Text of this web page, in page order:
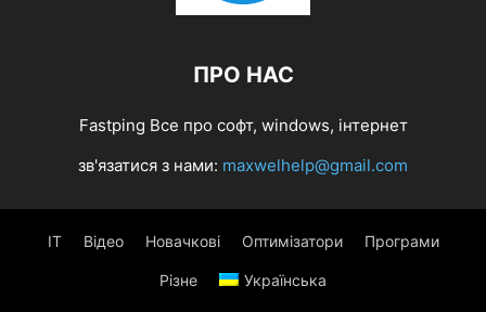
ПРО НАС
Fastping Все про софт, windows, інтернет
зв'язатися з нами: maxwelhelp@gmail.com
IT Відео Новачкові Оптимізатори Програми
Різне Українська